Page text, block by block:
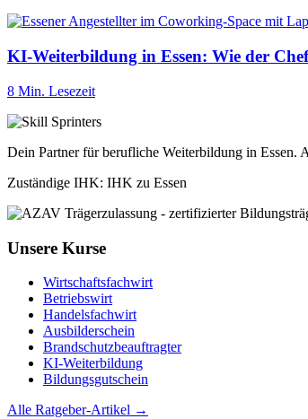
KI-Weiterbildung in Essen: Wie der
8 Min. Lesezeit
Dein Partner für berufliche Weiterbildung in
Zuständige IHK: IHK zu Essen
Unsere Kurse
Wirtschaftsfachwirt
Betriebswirt
Handelsfachwirt
Ausbilderschein
Brandschutzbeauftragter
KI-Weiterbildung
Bildungsgutschein
Alle Ratgeber-Artikel →